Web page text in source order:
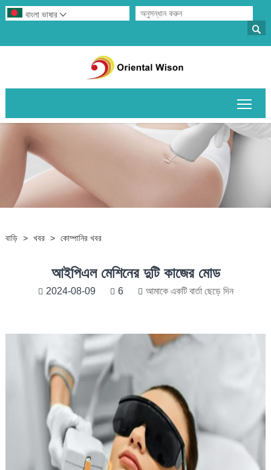

বাংলা ভাষার 
বাড়ি > খবর > কোম্পানির খবর
আইপিএল মেশিনের দুটি কাজের মোড
2024-08-09 6 আমাকে একটি বার্তা ছেড়ে দিন